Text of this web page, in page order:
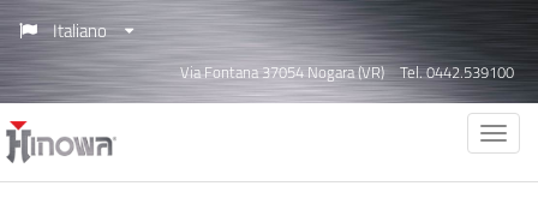
Italiano
Via Fontana 37054 Nogara (VR) Tel. 0442.539100